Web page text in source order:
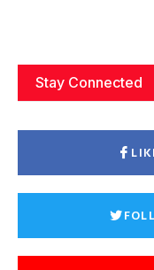
Stay Connected